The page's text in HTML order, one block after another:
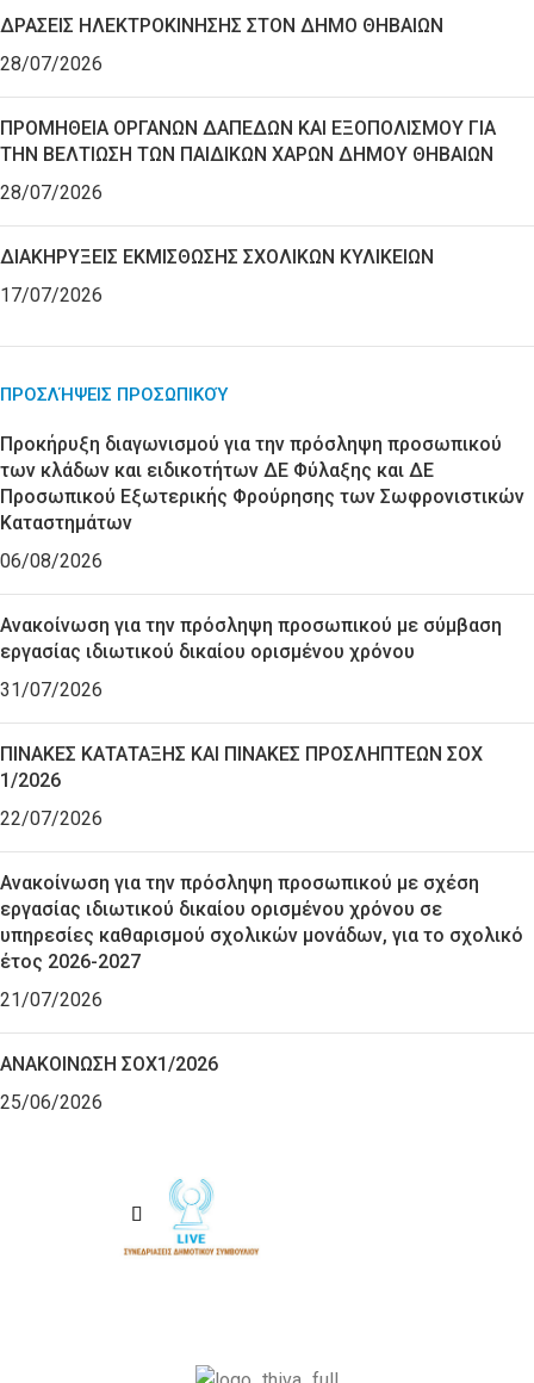
ΔΡΑΣΕΙΣ ΗΛΕΚΤΡΟΚΙΝΗΣΗΣ ΣΤΟΝ ΔΗΜΟ ΘΗΒΑΙΩΝ
28/07/2026
ΠΡΟΜΗΘΕΙΑ ΟΡΓΑΝΩΝ ΔΑΠΕΔΩΝ ΚΑΙ ΕΞΟΠΟΛΙΣΜΟΥ ΓΙΑ
ΤΗΝ ΒΕΛΤΙΩΣΗ ΤΩΝ ΠΑΙΔΙΚΩΝ ΧΑΡΩΝ ΔΗΜΟΥ ΘΗΒΑΙΩΝ
28/07/2026
ΔΙΑΚΗΡΥΞΕΙΣ ΕΚΜΙΣΘΩΣΗΣ ΣΧΟΛΙΚΩΝ ΚΥΛΙΚΕΙΩΝ
17/07/2026
ΠΡΟΣΛΉΨΕΙΣ ΠΡΟΣΩΠΙΚΟΎ
Προκήρυξη διαγωνισμού για την πρόσληψη προσωπικού
των κλάδων και ειδικοτήτων ΔΕ Φύλαξης και ΔΕ
Προσωπικού Εξωτερικής Φρούρησης των Σωφρονιστικών
Καταστημάτων
06/08/2026
Ανακοίνωση για την πρόσληψη προσωπικού με σύμβαση
εργασίας ιδιωτικού δικαίου ορισμένου χρόνου
31/07/2026
ΠΙΝΑΚΕΣ ΚΑΤΑΤΑΞΗΣ ΚΑΙ ΠΙΝΑΚΕΣ ΠΡΟΣΛΗΠΤΕΩΝ ΣΟΧ
1/2026
22/07/2026
Ανακοίνωση για την πρόσληψη προσωπικού με σχέση
εργασίας ιδιωτικού δικαίου ορισμένου χρόνου σε
υπηρεσίες καθαρισμού σχολικών μονάδων, για το σχολικό
έτος 2026-2027
21/07/2026
ΑΝΑΚΟΙΝΩΣΗ ΣΟΧ1/2026
25/06/2026